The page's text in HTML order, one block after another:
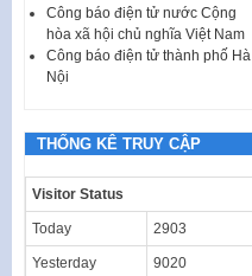
Công báo điện tử nước Cộng
hòa xã hội chủ nghĩa Việt Nam
Công báo điện tử thành phố Hà
Nội
THỐNG KÊ TRUY CẬP
Visitor Status
Today 2903
Yesterday 9020